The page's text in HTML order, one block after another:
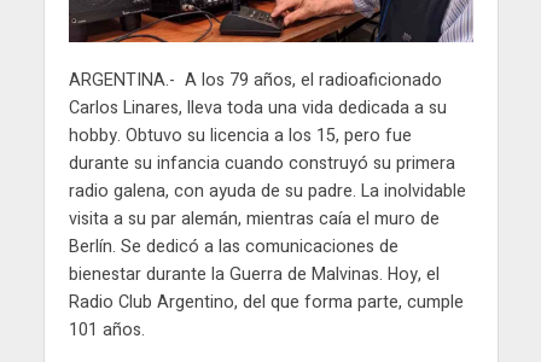
ARGENTINA.- A los 79 años, el radioaficionado
Carlos Linares, lleva toda una vida dedicada a su
hobby. Obtuvo su licencia a los 15, pero fue
durante su infancia cuando construyó su primera
radio galena, con ayuda de su padre. La inolvidable
visita a su par alemán, mientras caía el muro de
Berlín. Se dedicó a las comunicaciones de
bienestar durante la Guerra de Malvinas. Hoy, el
Radio Club Argentino, del que forma parte, cumple
101 años.